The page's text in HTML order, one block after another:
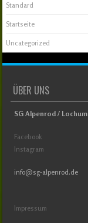
Standard
Startseite
Uncategorized
ÜBER UNS
SG Alpenrod /
Facebook
Instagram
info@sg-alpenrod.de
Impressum